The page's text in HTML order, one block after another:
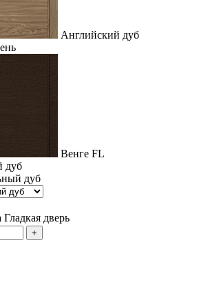
Английский дуб
Венге FL
дуб
дуб
дверь